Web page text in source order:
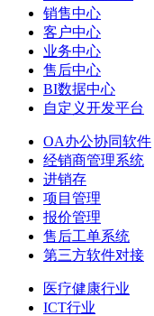
销售中心
客户中心
业务中心
售后中心
BI数据中心
自定义开发平台
OA办公协同软件
经销商管理系统
进销存
项目管理
报价管理
售后工单系统
第三方软件对接
医疗健康行业
ICT行业